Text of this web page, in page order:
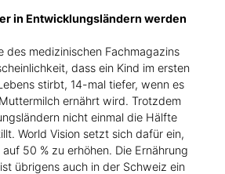
in Entwicklungsländern werden
des medizinischen Fachmagazins
dass ein Kind im ersten
stirbt, 14-mal tiefer, wenn es
ernährt wird. Trotzdem
nicht einmal die Hälfte
World Vision setzt sich dafür ein,
50 % zu erhöhen. Die Ernährung
übrigens auch in der Schweiz ein